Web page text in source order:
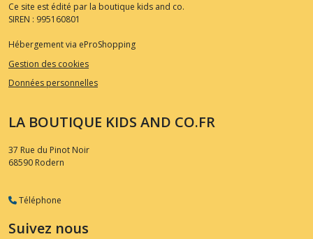
Ce site est édité par la boutique kids and co.
SIREN : 995160801
Hébergement via eProShopping
Gestion des cookies
Données personnelles
LA BOUTIQUE KIDS AND CO.FR
37 Rue du Pinot Noir
68590 Rodern
Téléphone
Suivez nous